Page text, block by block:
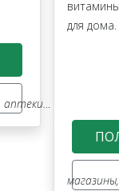
оптика
для дома.
магазины,